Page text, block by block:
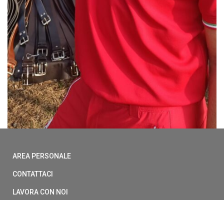
AREA PERSONALE
CONTATTACI
LAVORA CON NOI